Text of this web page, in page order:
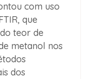
com uso
que
teor de
metanol nos
dos